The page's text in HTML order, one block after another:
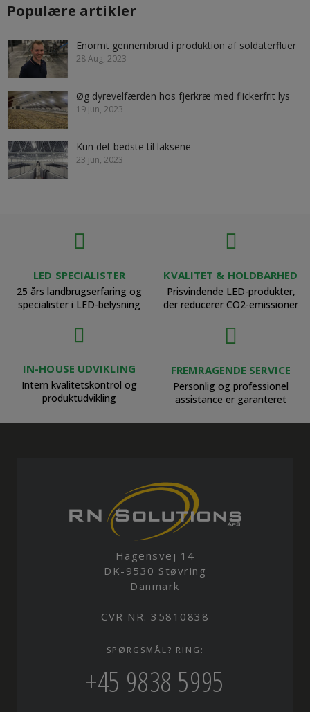
Populære artikler
Enormt gennembrud i produktion af soldaterfluer
28 Aug, 2023
Øg dyrevelfærden hos fjerkræ med flickerfrit lys
19 jun, 2023
Kun det bedste til laksene
23 jun, 2023
LED SPECIALISTER
25 års landbrugserfaring og
specialister i LED-belysning
KVALITET & HOLDBARHED
Prisvindende LED-produkter,
der reducerer CO2-emissioner
IN-HOUSE UDVIKLING
Intern kvalitetskontrol og
produktudvikling
FREMRAGENDE SERVICE
Personlig og professionel
assistance er garanteret
Hagensvej 14
DK-9530 Støvring
Danmark
CVR NR. 35810838
SPØRGSMÅL? RING:
+45 9838 5995